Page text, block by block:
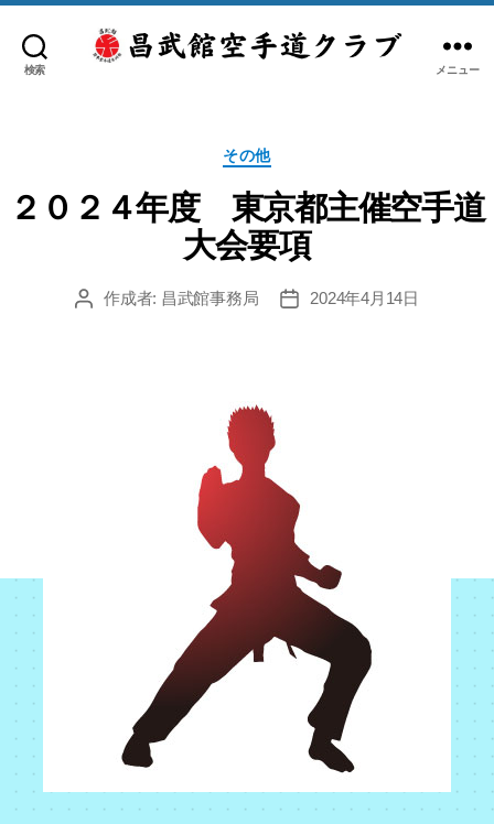
検索
手
糸
洲
会
昌
メニュー
カ
テ
ゴ
リ
ー
その他
２０２４年度 東京都主催空手道
大会要項
投 作成者: 昌武館事務局
投
2024年4月14日